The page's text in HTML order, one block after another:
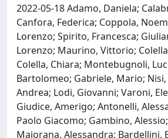
2022-05-18 Adamo, Daniela;
Canfora, Federica; Coppola,
Lorenzo; Spirito, Francesca;
Lorenzo; Maurino, Vittorio;
Colella, Chiara; Montebugnoli,
Bartolomeo; Gabriele, Mario;
Andrea; Lodi, Giovanni; Varoni,
Giudice, Amerigo; Antonelli,
Paolo Giacomo; Gambino,
Majorana, Alessandra; Bardellini,